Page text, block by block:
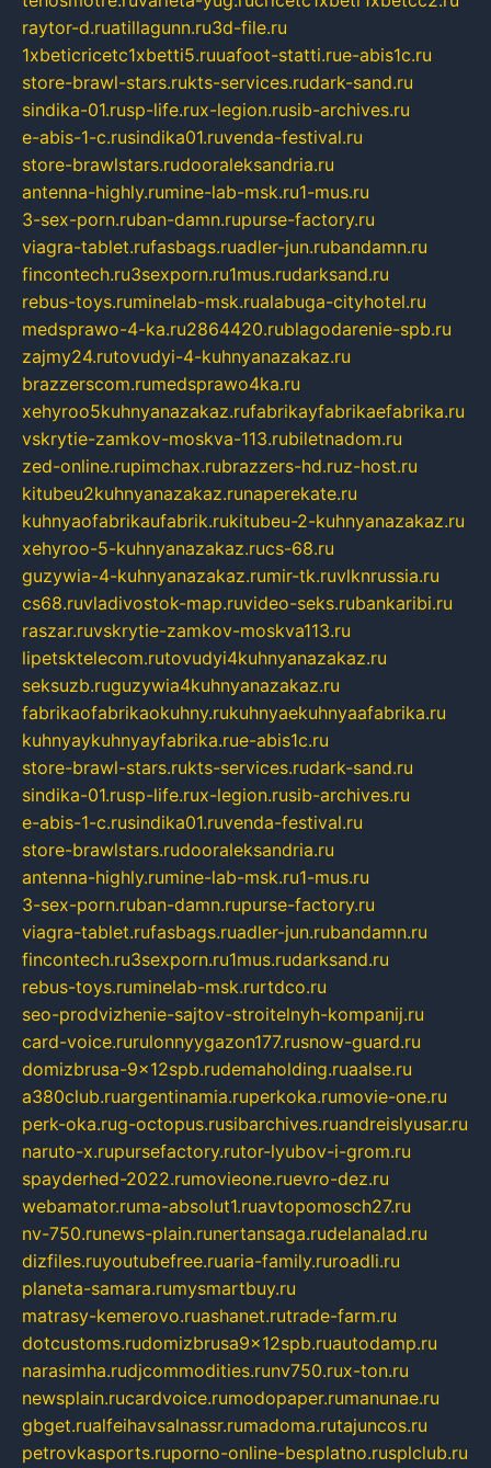
raytor-d.ruatillagunn.ru3d-file.ru
1xbeticricetc1xbetti5.ruuafoot-statti.rue-abis1c.ru
store-brawl-stars.rukts-services.rudark-sand.ru
sindika-01.rusp-life.rux-legion.rusib-archives.ru
e-abis-1-c.rusindika01.ruvenda-festival.ru
store-brawlstars.rudooraleksandria.ru
antenna-highly.rumine-lab-msk.ru1-mus.ru
3-sex-porn.ruban-damn.rupurse-factory.ru
viagra-tablet.rufasbags.ruadler-jun.rubandamn.ru
fincontech.ru3sexporn.ru1mus.rudarksand.ru
rebus-toys.ruminelab-msk.rualabuga-cityhotel.ru
medsprawo-4-ka.ru2864420.rublagodarenie-spb.ru
zajmy24.rutovudyi-4-kuhnyanazakaz.ru
brazzerscom.rumedsprawo4ka.ru
xehyroo5kuhnyanazakaz.rufabrikayfabrikaefabrika.ru
vskrytie-zamkov-moskva-113.rubiletnadom.ru
zed-online.rupimchax.rubrazzers-hd.ruz-host.ru
kitubeu2kuhnyanazakaz.runaperekate.ru
kuhnyaofabrikaufabrik.rukitubeu-2-kuhnyanazakaz.ru
xehyroo-5-kuhnyanazakaz.rucs-68.ru
guzywia-4-kuhnyanazakaz.rumir-tk.ruvlknrussia.ru
cs68.ruvladivostok-map.ruvideo-seks.rubankaribi.ru
raszar.ruvskrytie-zamkov-moskva113.ru
lipetsktelecom.rutovudyi4kuhnyanazakaz.ru
seksuzb.ruguzywia4kuhnyanazakaz.ru
fabrikaofabrikaokuhny.rukuhnyaekuhnyaafabrika.ru
kuhnyaykuhnyayfabrika.rue-abis1c.ru
store-brawl-stars.rukts-services.rudark-sand.ru
sindika-01.rusp-life.rux-legion.rusib-archives.ru
e-abis-1-c.rusindika01.ruvenda-festival.ru
store-brawlstars.rudooraleksandria.ru
antenna-highly.rumine-lab-msk.ru1-mus.ru
3-sex-porn.ruban-damn.rupurse-factory.ru
viagra-tablet.rufasbags.ruadler-jun.rubandamn.ru
fincontech.ru3sexporn.ru1mus.rudarksand.ru
rebus-toys.ruminelab-msk.rurtdco.ru
seo-prodvizhenie-sajtov-stroitelnyh-kompanij.ru
card-voice.rurulonnyygazon177.rusnow-guard.ru
domizbrusa-9x12spb.rudemaholding.ruaalse.ru
a380club.ruargentinamia.ruperkoka.rumovie-one.ru
perk-oka.rug-octopus.rusibarchives.ruandreislyusar.ru
naruto-x.rupursefactory.rutor-lyubov-i-grom.ru
spayderhed-2022.rumovieone.ruevro-dez.ru
webamator.ruma-absolut1.ruavtopomosch27.ru
nv-750.runews-plain.runertansaga.rudelanalad.ru
dizfiles.ruyoutubefree.ruaria-family.ruroadli.ru
planeta-samara.rumysmartbuy.ru
matrasy-kemerovo.ruashanet.rutrade-farm.ru
dotcustoms.rudomizbrusa9x12spb.ruautodamp.ru
narasimha.rudjcommodities.runv750.rux-ton.ru
newsplain.rucardvoice.rumodopaper.rumanunae.ru
gbget.rualfeihavsalnassr.rumadoma.rutajuncos.ru
petrovkasports.ruporno-online-besplatno.rusplclub.ru